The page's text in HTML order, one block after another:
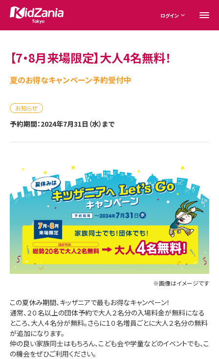
ログイン
【7・8月来場限定】大人4名無料！
夏のお得なキャンペーン予約受付中
お知らせ
予約期間：2024年7月31日（水）まで
※画像はイメージです
この夏休み期間、キッザニアで最もお得なキャンペーン！
通常、２０名以上の団体予約で大人２名分の入場料金が無料になる
ところ、大人４名分が無料。さらに１０名増員ごとに大人２名分の無料
が追加になります。
仲の良い家族同士はもちろん、こども会や学童などのイベントでも、こ
の機会をぜひご利用ください。